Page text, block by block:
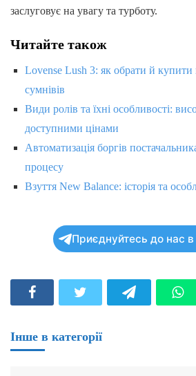
заслуговує на увагу та турботу.
Читайте також
Lovense Lush 3: як обрати й купити
сумнівів
Види ролів та їхні особливості:
доступними цінами
Автоматизація боргів
процесу
Взуття New Balance: історія та
Приєднуйтесь до нас
Інше в категорії